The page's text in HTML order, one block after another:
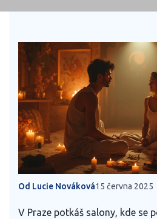
Od Lucie Nováková15 června 2025
V Praze potkáš salony, kde se